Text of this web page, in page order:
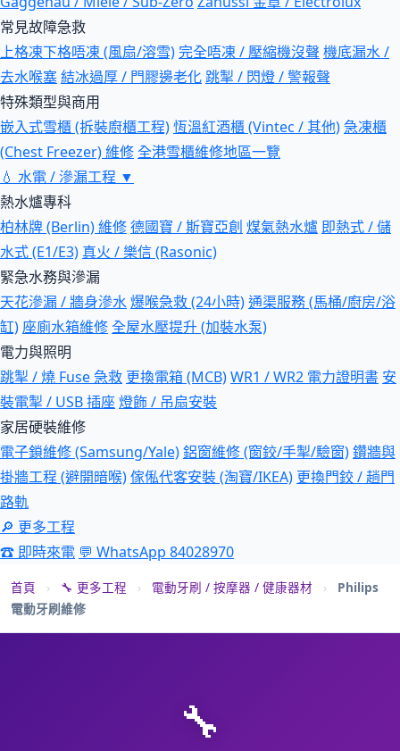
常見故障急救
上格凍下格唔凍 (風扇/溶雪)完全唔凍 / 壓縮機沒聲 機底漏水 /
去水喉塞結冰過厚 / 門膠邊老化跳掣 / 閃燈 / 警報聲
特殊類型與商用
嵌入式雪櫃 (拆裝廚櫃工程)恆溫紅酒櫃 (Vintec / 其他)急凍櫃
(Chest Freezer) 維修全港雪櫃維修地區一覽
💧 水電 / 滲漏工程 ▼
熱水爐專科
柏林牌 (Berlin) 維修德國寶 / 斯寶亞創 煤氣熱水爐 即熱式 / 儲
水式 (E1/E3) 真火 / 樂信 (Rasonic)
緊急水務與滲漏
天花滲漏 / 牆身滲水爆喉急救 (24小時)通渠服務 (馬桶/廚房/浴
缸) 座廁水箱維修全屋水壓提升 (加裝水泵)
電力與照明
跳掣 / 燒 Fuse 急救 更換電箱 (MCB)WR1 / WR2 電力證明書 安
裝電掣 / USB 插座燈飾 / 吊扇安裝
家居硬裝維修
電子鎖維修 (Samsung/Yale)鋁窗維修 (窗鉸/手掣/驗窗)鑽牆與
掛牆工程 (避開暗喉)傢俬代客安裝 (淘寶/IKEA) 更換門鉸 / 趟門
路軌
🔎 更多工程
☎ 即時來電 💬 WhatsApp 84028970
首頁 › 🔧 更多工程 › 電動牙刷 / 按摩器 / 健康器材 ›
Philips
電動牙刷維修
🔧